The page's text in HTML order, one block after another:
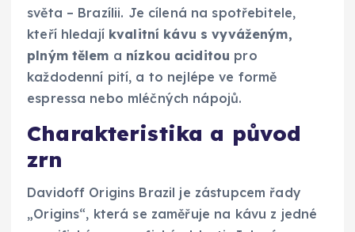
světa – Brazílii. Je cílená na spotřebitele,
kteří hledají kvalitní kávu s vyváženým,
plným tělem a nízkou aciditou pro
každodenní pití, a to nejlépe ve formě
espressa nebo mléčných nápojů.
Charakteristika a původ
zrn
Davidoff Origins Brazil je zástupcem řady
„Origins“, která se zaměřuje na kávu z jedné